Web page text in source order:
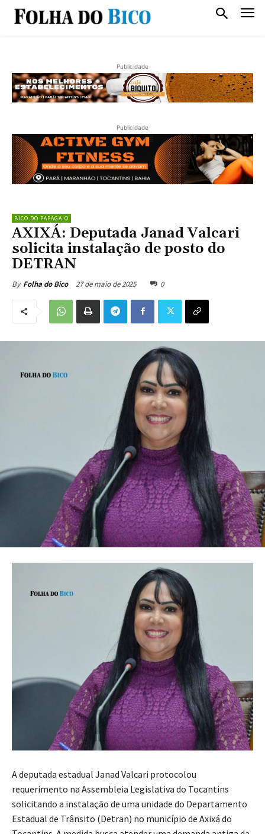
Publicidade
Publicidade
BICO DO PAPAGAIO
AXIXÁ: Deputada Janad Valcari
solicita instalação de posto do
DETRAN
By Folha do Bico 27 de maio de 2025 0
A deputada estadual Janad Valcari protocolou
requerimento na Assembleia Legislativa do Tocantins
solicitando a instalação de uma unidade do Departamento
Estadual de Trânsito (Detran) no município de Axixá do